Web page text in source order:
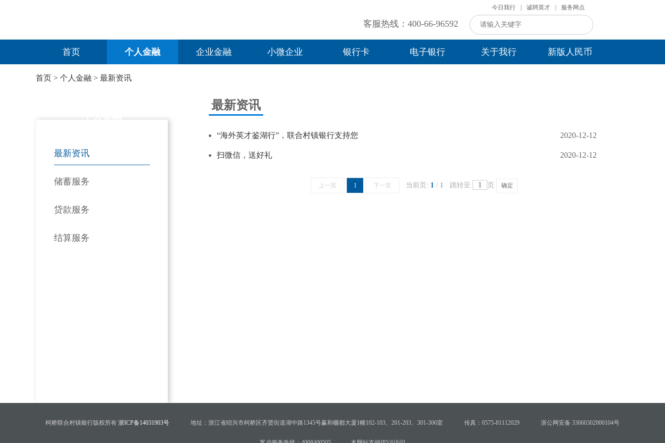
今日我行 诚聘英才 服务网点
客服热线：400-66-96592
首页 个人金融 企业金融 小微企业 银行卡 电子银行 关于我行 新版人民币
首页 > 个人金融 > 最新资讯
个人金融
最新资讯
储蓄服务
贷款服务
结算服务
最新资讯
“海外英才鉴湖行”，联合村镇银行支持您 2020-12-12
扫微信，送好礼 2020-12-12
上一页 1 下一页 当前页: 1 / 1 跳转至 页
柯桥联合村镇银行版权所有 浙ICP备14031903号 地址：浙江省绍兴市柯桥区齐贤街道湖中路1345号赢和欐都大厦1幢102-103、201-203、301-306室 传真：0575-81112029 浙公网安备 33060302000104号